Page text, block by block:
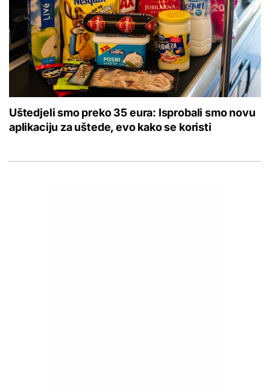
Uštedjeli smo preko 35 eura: Isprobali smo novu
aplikaciju za uštede, evo kako se koristi